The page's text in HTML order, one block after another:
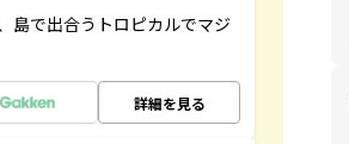
島で出合うトロピカルでマジ
詳細を見る